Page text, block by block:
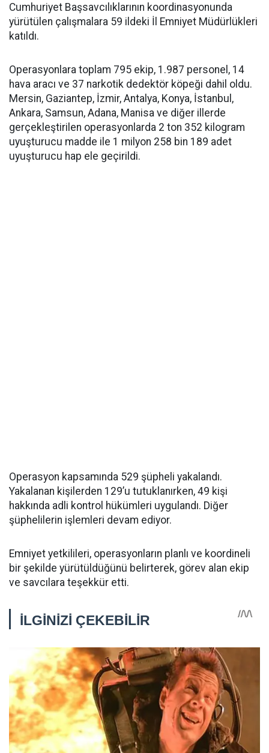
Cumhuriyet Başsavcılıklarının koordinasyonunda
yürütülen çalışmalara 59 ildeki İl Emniyet Müdürlükleri
katıldı.
Operasyonlara toplam 795 ekip, 1.987 personel, 14
hava aracı ve 37 narkotik dedektör köpeği dahil oldu.
Mersin, Gaziantep, İzmir, Antalya, Konya, İstanbul,
Ankara, Samsun, Adana, Manisa ve diğer illerde
gerçekleştirilen operasyonlarda 2 ton 352 kilogram
uyuşturucu madde ile 1 milyon 258 bin 189 adet
uyuşturucu hap ele geçirildi.
Operasyon kapsamında 529 şüpheli yakalandı.
Yakalanan kişilerden 129’u tutuklanırken, 49 kişi
hakkında adli kontrol hükümleri uygulandı. Diğer
şüphelilerin işlemleri devam ediyor.
Emniyet yetkilileri, operasyonların planlı ve koordineli
bir şekilde yürütüldüğünü belirterek, görev alan ekip
ve savcılara teşekkür etti.